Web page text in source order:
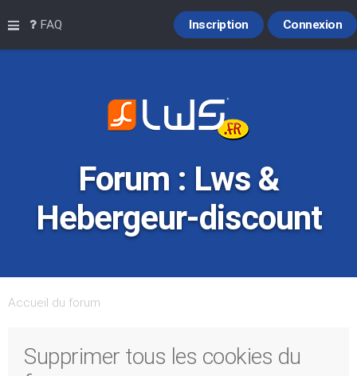
Raccourcis
FAQ Connexion
Inscription
Forum : Lws &
Hebergeur-discount
Accueil du forum
Supprimer tous les cookies du